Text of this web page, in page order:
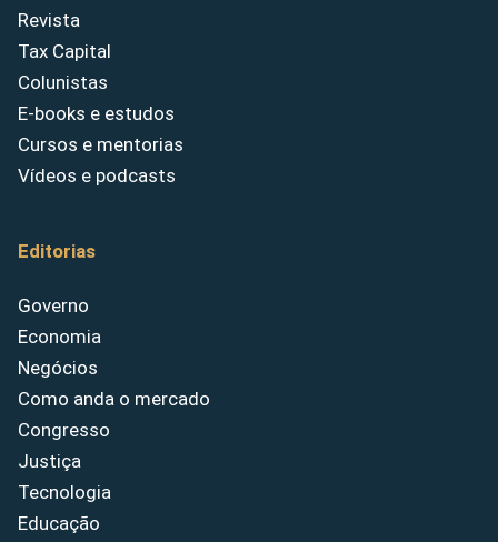
Revista
Tax Capital
Colunistas
E-books e estudos
Cursos e mentorias
Vídeos e podcasts
Editorias
Governo
Economia
Negócios
Como anda o mercado
Congresso
Justiça
Tecnologia
Educação